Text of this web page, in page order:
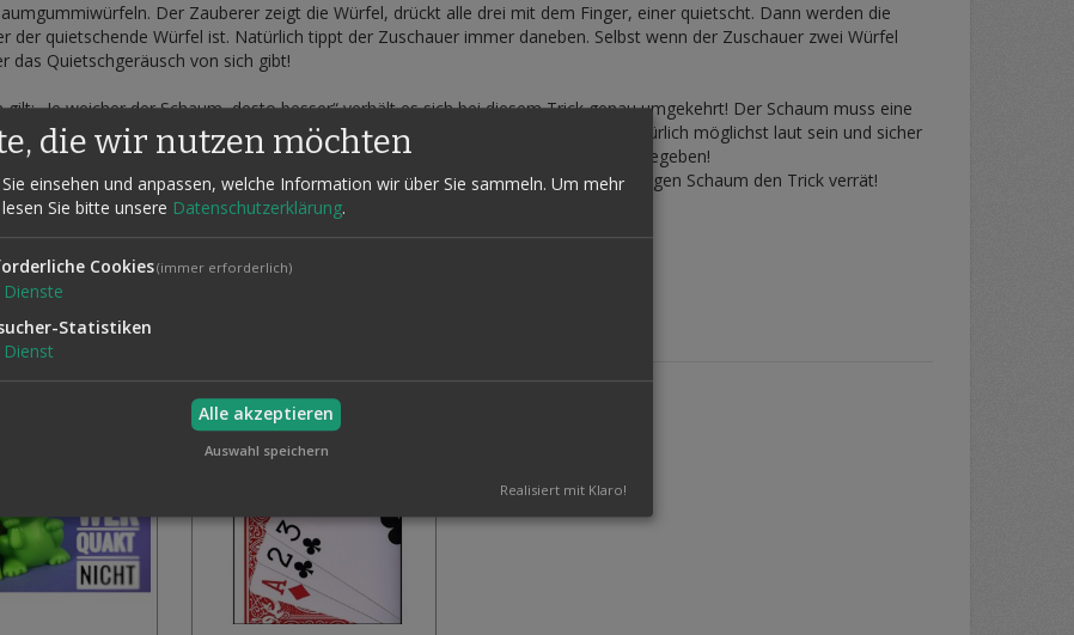
Der Zauberer zeigt die Würfel, drückt alle drei mit dem Finger, einer quietscht. Dann werden die
der quietschende Würfel ist. Natürlich tippt der Zuschauer immer daneben. Selbst wenn der Zuschauer zwei Würfel
Quietschgeräusch von sich gibt!
„Je weicher der Schaum, desto besser“ verhält es sich bei diesem Trick genau umgekehrt! Der Schaum muss eine
drei Würfel nicht unterscheiden kann. Außerdem muss das Quietschgeräusch natürlich möglichst laut sein und sicher
bei den fernöstlichen Produkten, die z. Zt. angeboten werden, nicht immer gegeben!
„Made in Germany“, das sicher funktioniert und nicht schon durch den minderwertigen Schaum den Trick verrät!
und praxiserprobten Vortragsanregung!
die wir nutzen möchten
einsehen und anpassen, welche Information wir über Sie sammeln. Um mehr
Sie bitte unsere Datenschutzerklärung.
Cookies(immer erforderlich)
Dienste
Statistiken
Dienst
Alle akzeptieren
Auswahl speichern
Realisiert mit Klaro!